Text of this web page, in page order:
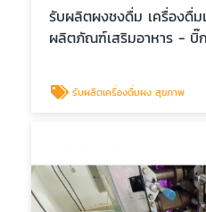
รับผลิตผงชงดื่ม เครื่องดื่
ผลิตภัณฑ์เสริมอาหาร - บิ๊
รับผลิตเครื่องดื่มผง สุขภาพ